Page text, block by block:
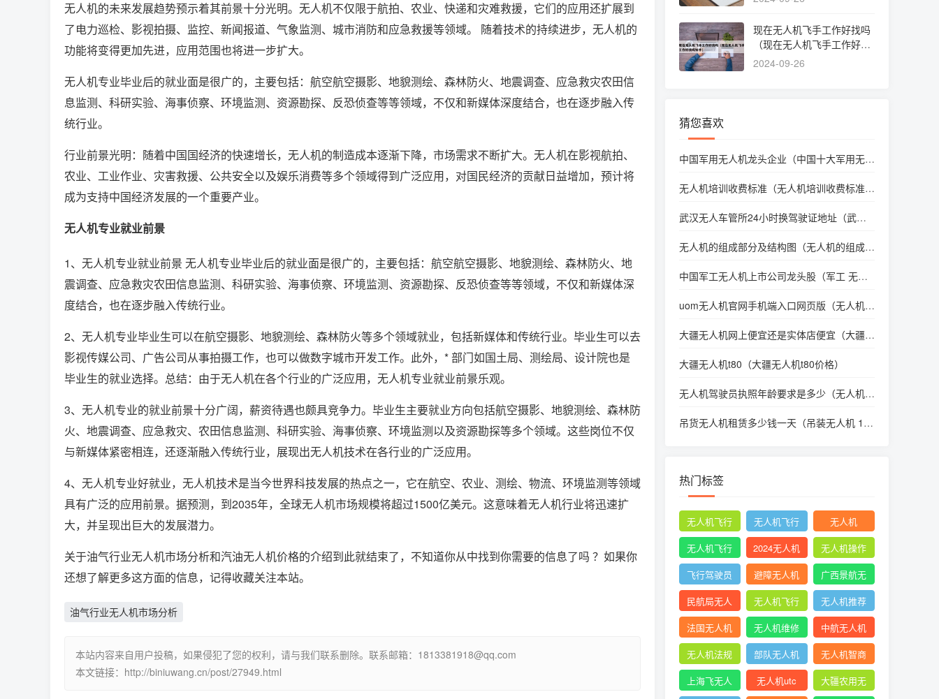
无人机的未来发展趋势预示着其前景十分光明。无人机不仅限于航拍、农业、快递和灾难救援，它们的应用还扩展到
了电力巡检、影视拍摄、监控、新闻报道、气象监测、城市消防和应急救援等领域。 随着技术的持续进步，无人机的
功能将变得更加先进，应用范围也将进一步扩大。
无人机专业毕业后的就业面是很广的，主要包括：航空航空摄影、地貌测绘、森林防火、地震调查、应急救灾农田信
息监测、科研实验、海事侦察、环境监测、资源勘探、反恐侦查等等领域，不仅和新媒体深度结合，也在逐步融入传
统行业。
行业前景光明：随着中国国经济的快速增长，无人机的制造成本逐渐下降，市场需求不断扩大。无人机在影视航拍、
农业、工业作业、灾害救援、公共安全以及娱乐消费等多个领域得到广泛应用，对国民经济的贡献日益增加，预计将
成为支持中国经济发展的一个重要产业。
无人机专业就业前景
1、无人机专业就业前景 无人机专业毕业后的就业面是很广的，主要包括：航空航空摄影、地貌测绘、森林防火、地
震调查、应急救灾农田信息监测、科研实验、海事侦察、环境监测、资源勘探、反恐侦查等等领域，不仅和新媒体深
度结合，也在逐步融入传统行业。
2、无人机专业毕业生可以在航空摄影、地貌测绘、森林防火等多个领域就业，包括新媒体和传统行业。毕业生可以去
影视传媒公司、广告公司从事拍摄工作，也可以做数字城市开发工作。此外，* 部门如国土局、测绘局、设计院也是
毕业生的就业选择。总结：由于无人机在各个行业的广泛应用，无人机专业就业前景乐观。
3、无人机专业的就业前景十分广阔，薪资待遇也颇具竞争力。毕业生主要就业方向包括航空摄影、地貌测绘、森林防
火、地震调查、应急救灾、农田信息监测、科研实验、海事侦察、环境监测以及资源勘探等多个领域。这些岗位不仅
与新媒体紧密相连，还逐渐融入传统行业，展现出无人机技术在各行业的广泛应用。
4、无人机专业好就业，无人机技术是当今世界科技发展的热点之一，它在航空、农业、测绘、物流、环境监测等领域
具有广泛的应用前景。据预测，到2035年，全球无人机市场规模将超过1500亿美元。这意味着无人机行业将迅速扩
大，并呈现出巨大的发展潜力。
关于油气行业无人机市场分析和汽油无人机价格的介绍到此就结束了，不知道你从中找到你需要的信息了吗 ？如果你
还想了解更多这方面的信息，记得收藏关注本站。
油气行业无人机市场分析
本站内容来自用户投稿，如果侵犯了您的权利，请与我们联系删除。联系邮箱：1813381918@qq.com
本文链接：http://biniuwang.cn/post/27949.html
现在无人机飞手工作好找吗
（现在无人机飞手工作好找
吗知乎）
2024-09-26
猜您喜欢
中国军用无人机龙头企业（中国十大军用无人
无人机培训收费标准（无人机培训收费标准*
武汉无人车管所24小时换驾驶证地址（武汉
无人机的组成部分及结构图（无人机的组成部
中国军工无人机上市公司龙头股（军工 无人
uom无人机官网手机端入口网页版（无人机登
大疆无人机网上便宜还是实体店便宜（大疆无
大疆无人机t80（大疆无人机t80价格）
无人机驾驶员执照年龄要求是多少（无人机执
吊货无人机租赁多少钱一天（吊装无人机 100
热门标签
无人机飞行
时收起襟翼
无人机飞行
申请
无人机
无人机飞行
申报
2024无人机
新规
无人机操作
手册
飞行驾驶员
操纵无人机
坡度转弯时
避障无人机
广西景航无
人机有限公
司官网首页
民航局无人
机
无人机飞行
控制系统中
的pid控制器
无人机推荐
知乎
法国无人机 无人机维修
中航无人机
成都
无人机法规 部队无人机
无人机智商
税
上海飞无人
无人机utc
大疆农用无